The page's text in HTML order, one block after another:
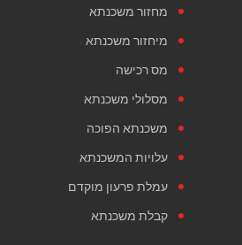
מחזור משכנתא
מיחזור משכנתא
מס רכישה
מסלולי משכנתא
משכנתא הפוכה
עלויות המשכנתא
עמלת פרעון מוקדם
קבלת משכנתא